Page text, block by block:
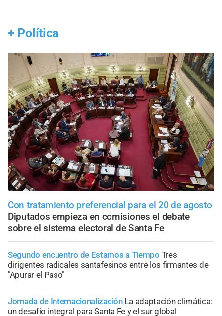
+ Política
Con tratamiento preferencial para el 20 de agosto
Diputados empieza en comisiones el debate
sobre el sistema electoral de Santa Fe
Segundo encuentro de Estamos a Tiempo Tres
dirigentes radicales santafesinos entre los firmantes de
"Apurar el Paso"
Jornada de Internacionalización La adaptación climática:
un desafío integral para Santa Fe y el sur global